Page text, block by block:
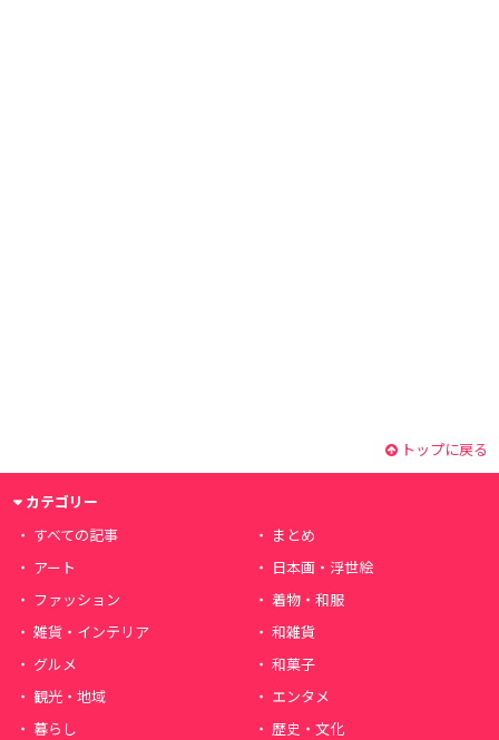
トップに戻る
カテゴリー
すべての記事
まとめ
アート
日本画・浮世絵
ファッション
着物・和服
雑貨・インテリア
和雑貨
グルメ
和菓子
観光・地域
エンタメ
暮らし
歴史・文化